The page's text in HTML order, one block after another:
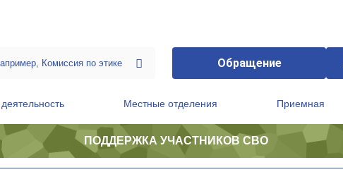
Обращение
Местные отделения Приемная
ПОДДЕРЖКА УЧАСТНИКОВ СВО